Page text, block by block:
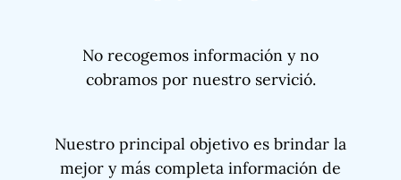
No recogemos información y no
cobramos por nuestro servició.
Nuestro principal objetivo es brindar la
mejor y más completa información de